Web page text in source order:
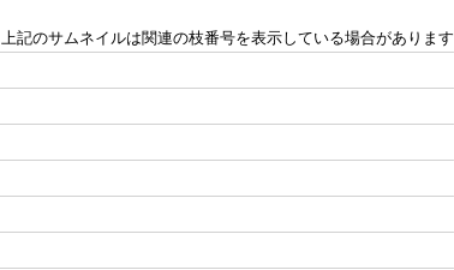
上記のサムネイルは関連の枝番号を表示している場合があります